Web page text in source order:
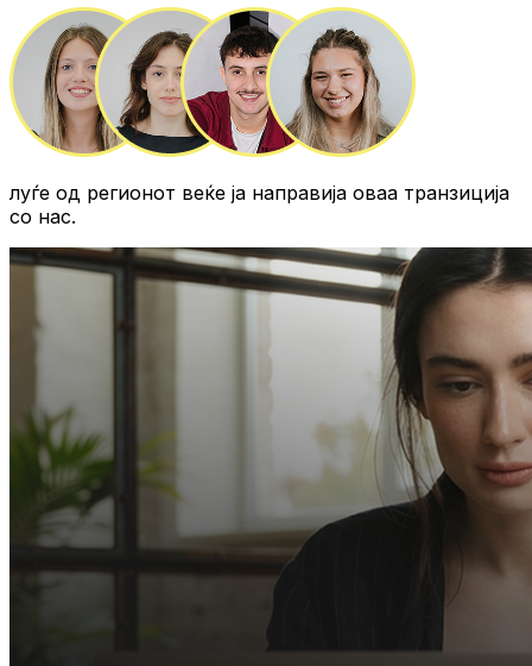
луѓе од регионот веќе ја направија оваа транзиција
со нас.